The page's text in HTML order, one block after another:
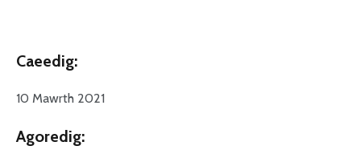
Caeedig:
10 Mawrth 2021
Agoredig: